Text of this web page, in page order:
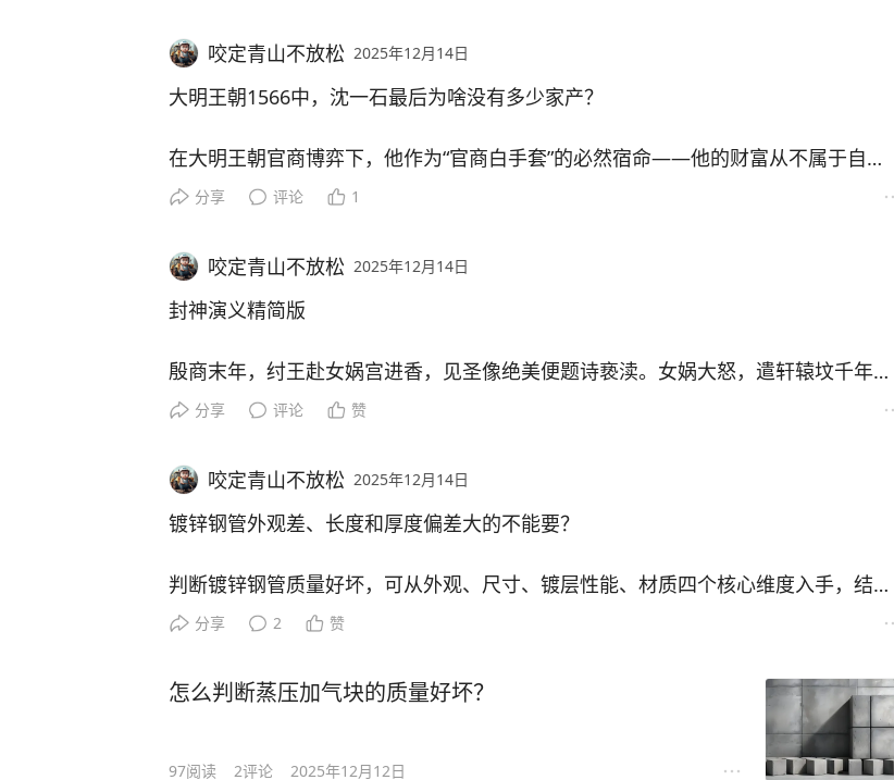
的尊重和体面。
2、心态的成熟与自信：早期的梁致远遇事慌张、急于表功或寻求安慰。但此刻的他已
经具备了接任一把手的心理素质。他明白，自己的任命已是定局，无需再通过即时的
的证明。
3、维护权力的平稳过渡：梁致远意识到，从这一刻起，他和闻局长的角色正在发生微
子”。这种克制，是对闻局长“无私无畏”教诲的最好践行，也是对自己新身份的自觉认
同。
二、主角的暗黑行为
- 孙悟空的屠杀与食人：被唐僧驱逐后，用法术活埋上千猎户，留下“尸骸满山，血染
- 八戒的恐怖原型：原著中是“獠牙锋利如钢锉，长嘴张开似火盆”的野猪模样，而非影
视剧中的憨态形象，食性残暴且贪婪。
三、颠覆认知的暗黑设定
- 女儿国的残酷真相：并非浪漫仙境，女人抓到男人后，不服从者直接杀后割肉做香
- 神佛体系的纵容：观音的金鱼精、寿星的白鹿精等“有背景”的妖怪，公然残害生灵却
未受重罚，揭露神佛界的虚伪与权力腐败。
3. 要及时鼓励；
4. 要尊重边界；
5. 要以身作则；
7. 要留出空间；
8. 要兑现承诺；
10. 要表达爱意；
十不要
1. 不要当众批评；
2. 不要贴标签；
4. 不要包办代替；
5. 不要情绪发泄；
6. 不要敷衍应付；
8. 不要过度控制；
9. 不要否定感受；
咬定青山不放松 2025年12月14日
大明王朝1566中，沈一石最后为啥没有多少家产？
在大明王朝官商博弈下，他作为“官商白手套”的必然宿命——他的财富从不属于自
己，而是替官府、官员代管的“账面财富”，最终被皇权和官僚集团彻底榨干。
1. 财富本质是替朝廷和官员“代管”
沈一石的江南织造局，名义上是皇商，实则是浙江官僚集团敛财的工具。
看似富可敌国，实则是抱着金饭碗的“账房先生”，财富的支配权从来不在自己手里。
2. “改稻为桑”闹剧成压垮他的最后一根稻草
朝廷推行“改稻为桑”，本意是通过低价兼并稻田、扩大丝绸生产来填补国库亏空。
可是郑泌昌、何茂才为了快速完成任务，不惜毁堤淹田，逼百姓贱卖土地。
继续向宫里和官员输送利益。
这场闹剧让他的生意彻底陷入亏空，账面利润被掏空，实际资产消耗殆尽。
分享 评论 1
咬定青山不放松 2025年12月14日
封神演义精简版
殷商末年，纣王赴女娲宫进香，见圣像绝美便题诗亵渎。女娲大怒，遣轩辕坟千年狐
狸精、玉石琵琶精、九头雉鸡精下界，命其魅惑纣王，断送成汤六百年江山。狐狸精
妲己惑君乱政，造炮烙之刑处死忠臣梅伯，逼死姜皇后、商容等贤臣，又设虿盆、酒
池肉林，民不聊生。四大诸侯被诓入朝歌，东伯侯、南伯侯惨遭杀害，西伯侯姬昌靠
姬昌含恨食子，获释归国后，梦见飞熊现世，知是得贤之兆。
龙王太子敖丙。为不连累父母，哪吒剖腹剜肠赎罪，太乙真人以莲花为其重塑肉身，
授其法宝，父子终释前嫌，同归仙道。
昆仑山阐教弟子姜子牙，修道四十载未得成仙，奉师元始天尊之命下山封神、辅佐明
分享 评论 赞
咬定青山不放松 2025年12月14日
镀锌钢管外观差、长度和厚度偏差大的不能要？
判断镀锌钢管质量好坏，可从外观、尺寸、镀层性能、材质四个核心维度入手，结合
建筑工程常用验收标准，具体方法如下：
1. 外观检查
- 镀层表面应均匀、光滑、无漏镀、露底、起皮、气泡、麻点等缺陷；轻微的局部划
- 钢管本身无弯曲、变形、裂纹、重皮，焊缝处应平整，无焊瘤、夹渣，建筑用脚手
分享 2 赞
怎么判断蒸压加气块的质量好坏？
97阅读 2评论 2025年12月12日